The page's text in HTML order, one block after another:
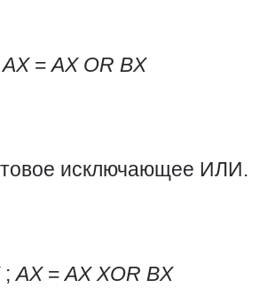
AX =AX OR BX
исключающее ИЛИ.
;AX =AXXOR BX